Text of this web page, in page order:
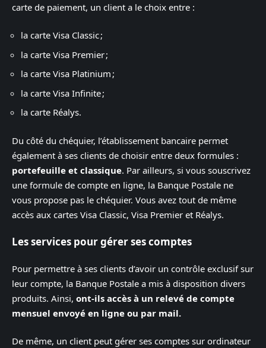
carte de paiement, un client a le choix entre :
la carte Visa Classic ;
la carte Visa Premier ;
la carte Visa Platinium ;
la carte Visa Infinite ;
la carte Réalys.
Du côté du chéquier, l’établissement bancaire permet
également à ses clients de choisir entre deux formules :
portefeuille et classique. Par ailleurs, si vous souscrivez
une formule de compte en ligne, la Banque Postale ne
vous propose pas le chéquier. Vous avez tout de même
accès aux cartes Visa Classic, Visa Premier et Réalys.
Les services pour gérer ses comptes
Pour permettre à ses clients d’avoir un contrôle exclusif sur
leur compte, la Banque Postale a mis à disposition divers
produits. Ainsi, ont-ils accès à un relevé de compte
mensuel envoyé en ligne ou par mail.
De même, un client peut gérer ses comptes sur ordinateur